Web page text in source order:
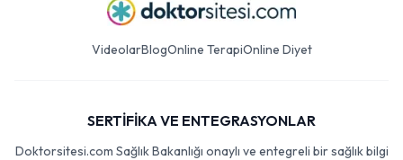
VideolarBlogOnline TerapiOnline Diyet
SERTİFİKA VE ENTEGRASYONLAR
Doktorsitesi.com Sağlık Bakanlığı onaylı ve entegreli bir sağlık bilgi